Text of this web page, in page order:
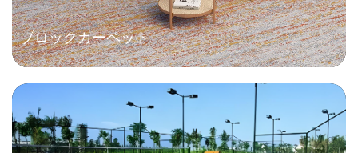
ブロックカーペット